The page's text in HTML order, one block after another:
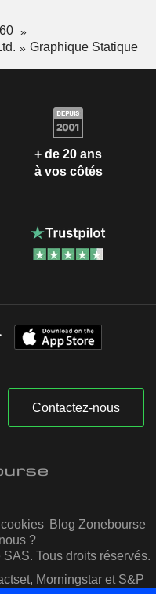
Graphique Statique
+ de 20 ans
à vos côtés
Contactez-nous
Blog Zonebourse
?
Tous droits réservés.
Morningstar et S&P